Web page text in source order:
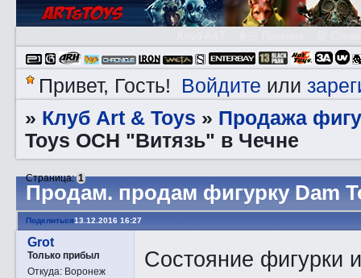
Привет, Гость! Войдите или
» Клуб Art & Toys » Продажа
Toys ОСН "Витязь" в Чечне
Прoдам. продам фигурку Dam
Страница:1
Поделиться13.12.2016 16:27
Grot
Только прибыл
Откуда:Воронеж
Cостояние фигурки